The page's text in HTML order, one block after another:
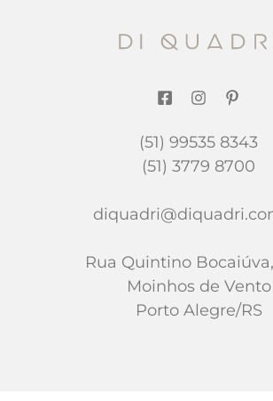
(51) 99535 8343
(51) 3779 8700
Rua Quintino Bocaiúva,
Moinhos de Vento
Porto Alegre/RS